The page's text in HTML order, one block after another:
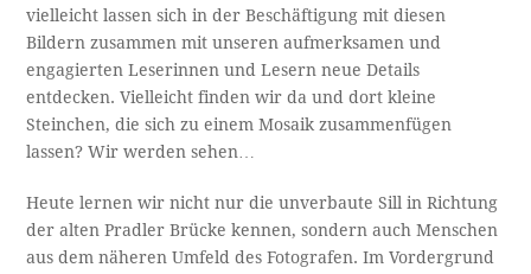
vielleicht lassen sich in der Beschäftigung mit diesen
Bildern zusammen mit unseren aufmerksamen und
engagierten Leserinnen und Lesern neue Details
entdecken. Vielleicht finden wir da und dort kleine
Steinchen, die sich zu einem Mosaik zusammenfügen
lassen? Wir werden sehen…
Heute lernen wir nicht nur die unverbaute Sill in Richtung
der alten Pradler Brücke kennen, sondern auch Menschen
aus dem näheren Umfeld des Fotografen. Im Vordergrund